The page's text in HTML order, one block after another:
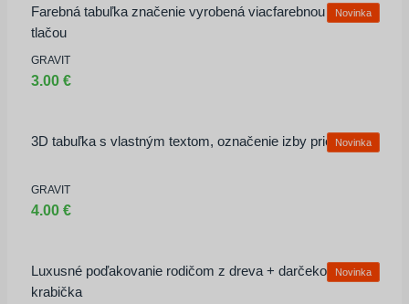
Farebná tabuľka značenie vyrobená viacfarebnou 3d
tlačou
Novinka
GRAVIT
3.00 €
3D tabuľka s vlastným textom, označenie izby priestoru
Novinka
GRAVIT
4.00 €
Luxusné poďakovanie rodičom z dreva + darčeková
krabička
Novinka